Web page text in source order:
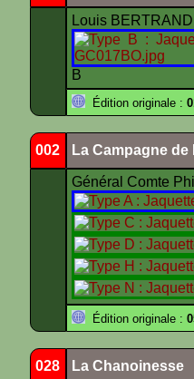
Louis BERTRAND
B
Édition originale :
002 La Campagne de
Général Comte
Édition originale :
028 La Chanoinesse